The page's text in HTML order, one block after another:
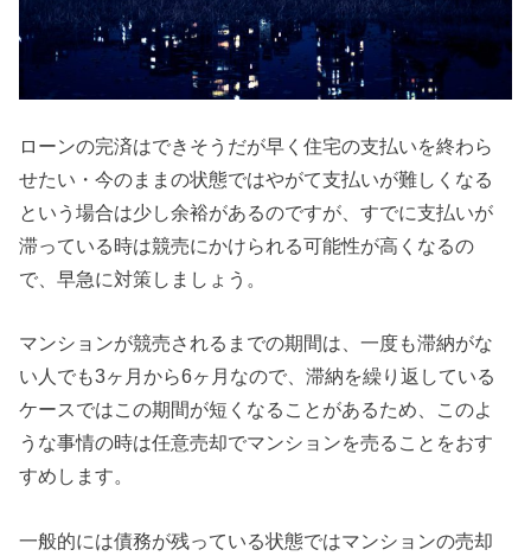
ローンの完済はできそうだが早く住宅の支払いを終わら
せたい・今のままの状態ではやがて支払いが難しくなる
という場合は少し余裕があるのですが、すでに支払いが
滞っている時は競売にかけられる可能性が高くなるの
で、早急に対策しましょう。
マンションが競売されるまでの期間は、一度も滞納がな
い人でも3ヶ月から6ヶ月なので、滞納を繰り返している
ケースではこの期間が短くなることがあるため、このよ
うな事情の時は任意売却でマンションを売ることをおす
すめします。
一般的には債務が残っている状態ではマンションの売却